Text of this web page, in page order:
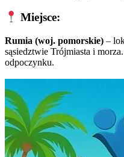
Miejsce:
Rumia (woj. pomorskie) –
sąsiedztwie Trójmiasta i
odpoczynku.